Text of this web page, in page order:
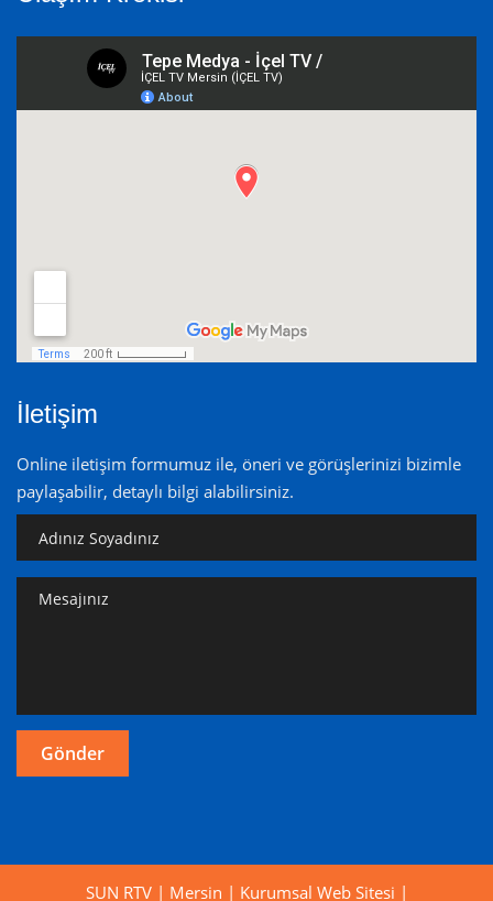
İletişim
Online iletişim formumuz ile, öneri ve görüşlerinizi bizimle
paylaşabilir, detaylı bilgi alabilirsiniz.
SUN RTV | Mersin | Kurumsal Web Sitesi |